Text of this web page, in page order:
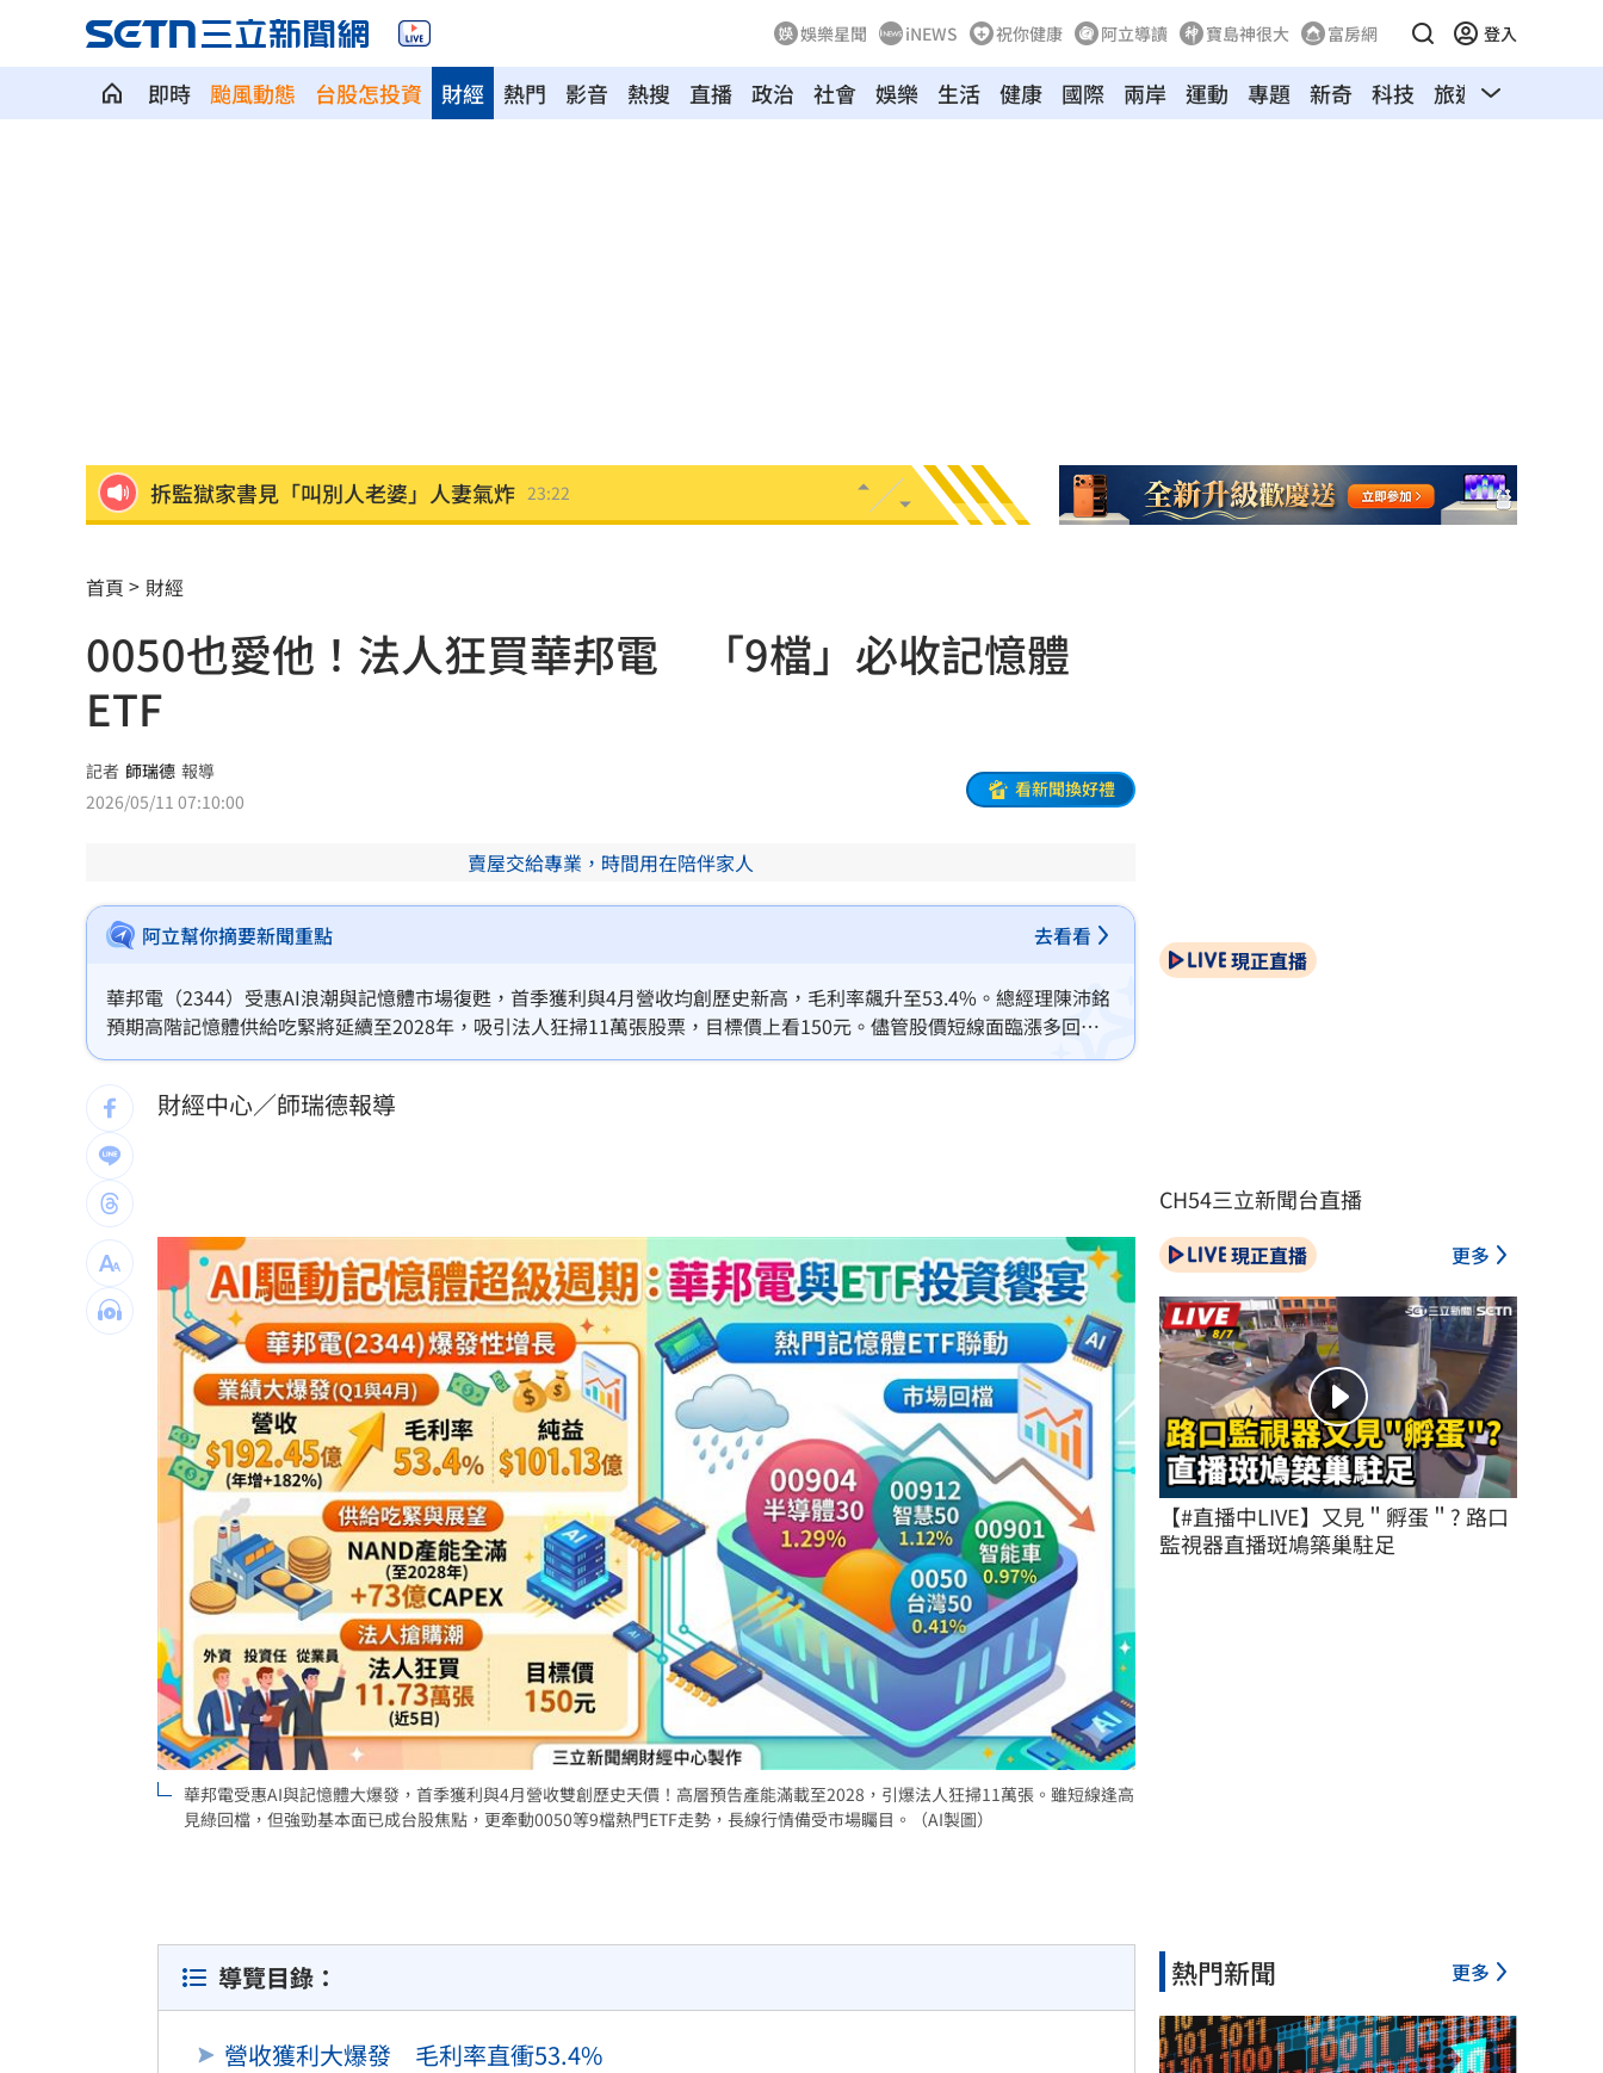
娛樂星聞 iNEWS 祝你健康 阿立導讀 寶島神很大 富房網 登入
即時 颱風動態 台股怎投資 熱門 影音 熱搜 直播 政治 社會 娛樂 生活 健康 國際 兩岸 運動
財經 專題 新奇 科技 旅遊 汽車
拆監獄家書見「叫別人老婆」人妻氣炸 23:22
社宅包租爆糾紛 房客控業者硬闖屋內趕人
馬斯克蓋地球最大晶圓廠 專家揭3大隱憂 23:09
泰國校園槍擊案增至9死 12歲女童不治
蔣市政一團糟？活動背板誤植HappiMess
飛機餐1果汁爆廁所之亂 醫：3類人勿亂喝
獨／田路路突改口找楊光友 許常德爆內幕 22:48
亨特認特權 哽咽談父拜登癌症轉移到骨頭
白海豚發威！宜蘭強風磁磚砸、樹倒 22:31
白海豚外圍雨帶特別紮實 鄭明典：別出門 22:29
有片／貴州通天河「爆乳正妹伴漂」價碼曝
配合漢光！管碧玲視導平戰轉換與出港課目 22:15
台灣彩券開獎直播中 20:31
LIVE三立+24小時直播 15:27
三立iNEWS新聞台線上直播 18:00
商場戰國來臨 台中「頂奢大道」逐漸成形 12:00
台彩父親節推新刮刮樂千萬頭獎超「爸」氣 12:00
「拍片人的多重宇宙」職涯論壇9/12登場！ 10:30
8國球員齊聚高雄 Formosa 7s掀足球熱潮 10:00
理想混蛋號召粉絲跨海追星吃美食！ 18:15
首頁 財經
0050也愛他！法人狂買華邦電 「9檔」必收記憶體
ETF
記者 師瑞德 報導
2026/05/11 07:10:00
看新聞換好禮
賣屋交給專業，時間用在陪伴家人
阿立幫你摘要新聞重點 去看看
華邦電（2344）受惠AI浪潮與記憶體市場復甦，首季獲利與4月營收均創歷史新高，毛利率飆升至53.4%。總經理陳沛銘
預期高階記憶體供給吃緊將延續至2028年，吸引法人狂掃11萬張股票，目標價上看150元。儘管股價短線面臨漲多回
檔，但強勁基本面仍讓其穩居台股焦點，並同步牽動0050、00904等9檔熱門ETF走勢。投資人可關注後續產能擴充帶動
的長線行情與籌碼變化。
財經中心／師瑞德報導
華邦電受惠AI與記憶體大爆發，首季獲利與4月營收雙創歷史天價！高層預告產能滿載至2028，引爆法人狂掃11萬張。雖短線逢高
見綠回檔，但強勁基本面已成台股焦點，更牽動0050等9檔熱門ETF走勢，長線行情備受市場矚目。（AI製圖）
導覽目錄：
營收獲利大爆發 毛利率直衝53.4%
現正直播
CH54三立新聞台直播
現正直播 更多
【#直播中LIVE】又見＂孵蛋＂? 路口
監視器直播斑鳩築巢駐足
熱門新聞 更多